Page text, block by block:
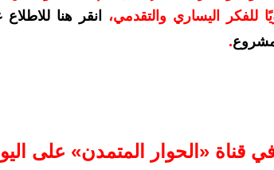
للفكر اليساري والتقدمي،
انقر هنا
.
قناة ‫«الحوار المتمدن» على